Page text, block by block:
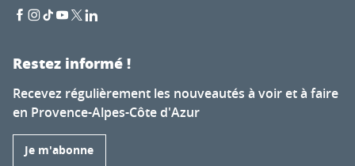
Restez informé !
Recevez régulièrement les nouveautés à voir et à faire
en Provence-Alpes-Côte d'Azur
Je m'abonne